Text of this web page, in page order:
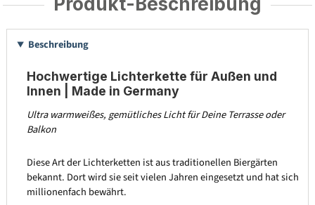
Beschreibung
Hochwertige Lichterkette für Außen und
Innen | Made in Germany
Ultra warmweißes, gemütliches Licht für Deine Terrasse oder
Balkon
Diese Art der Lichterketten ist aus traditionellen Biergärten
bekannt. Dort wird sie seit vielen Jahren eingesetzt und hat sich
millionenfach bewährt.